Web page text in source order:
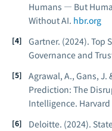
Humans — But
Without AI. hbr.org
Gartner. (2024). Top
Governance and
Agrawal, A., Gans, J.
Prediction: The
Intelligence.
Deloitte. (2024).